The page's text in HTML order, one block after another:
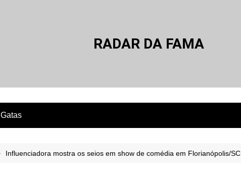
RADAR DA FAMA
Gatas
Influenciadora mostra os seios em show de comédia em Florianópolis/SC